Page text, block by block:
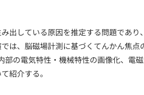
出している原因を推定する問題であ
は、脳磁場計測に基づくてんかん焦
部の電気特性・機械特性の画像化、電
紹介する。